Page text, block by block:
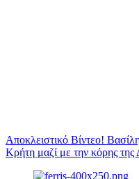
Αποκλειστικό Βίντεο!
Κρήτη μαζί με την κόρης